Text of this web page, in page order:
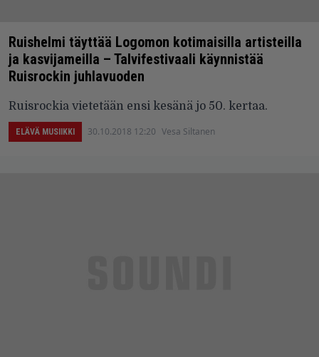
Ruishelmi täyttää Logomon kotimaisilla artisteilla
ja kasvijameilla – Talvifestivaali käynnistää
Ruisrockin juhlavuoden
Ruisrockia vietetään ensi kesänä jo 50. kertaa.
ELÄVÄ MUSIIKKI 30.10.2018 12:20 Vesa Siltanen